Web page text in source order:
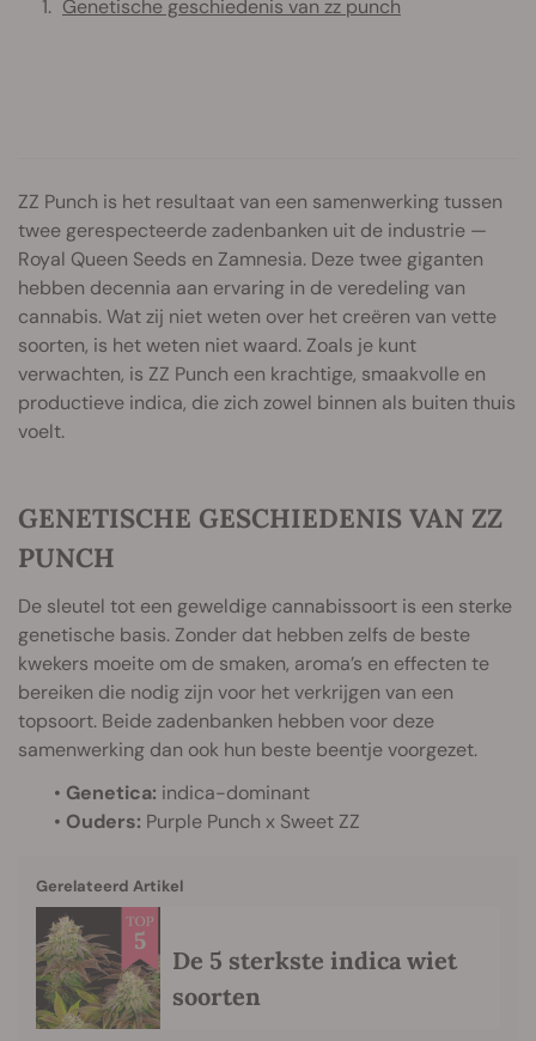
Genetische geschiedenis van zz punch
ZZ Punch is het resultaat van een samenwerking tussen
twee gerespecteerde zadenbanken uit de industrie —
Royal Queen Seeds en Zamnesia. Deze twee giganten
hebben decennia aan ervaring in de veredeling van
cannabis. Wat zij niet weten over het creëren van vette
soorten, is het weten niet waard. Zoals je kunt
verwachten, is ZZ Punch een krachtige, smaakvolle en
productieve indica, die zich zowel binnen als buiten thuis
voelt.
GENETISCHE GESCHIEDENIS VAN ZZ
PUNCH
De sleutel tot een geweldige cannabissoort is een sterke
genetische basis. Zonder dat hebben zelfs de beste
kwekers moeite om de smaken, aroma’s en effecten te
bereiken die nodig zijn voor het verkrijgen van een
topsoort. Beide zadenbanken hebben voor deze
samenwerking dan ook hun beste beentje voorgezet.
• Genetica: indica-dominant
• Ouders: Purple Punch x Sweet ZZ
Gerelateerd Artikel
De 5 sterkste indica wiet
soorten